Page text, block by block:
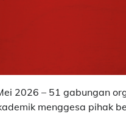
2026 – 51 gabungan
menggesa pihak